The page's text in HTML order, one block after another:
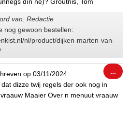
van: Redactie
nog gewoon bestellen:
nl/product/dijken-marten-van-
op 03/11/2024
dizze twij regels der ook nog in
Maaier Over n menuut vraauw
...